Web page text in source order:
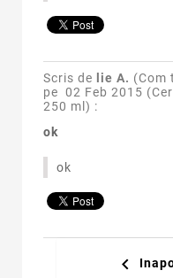
Scris de lie A. (Com
pe 02 Feb 2015 (
250 ml ) :
ok
ok
